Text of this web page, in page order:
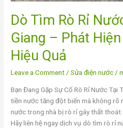
Dò Tìm Rò Rỉ
Giang – Phát
Hiệu Quả
Leave a Comment /Sửa điện nước /
Bạn Đang Gặp Sự Cố Rò Rỉ Nước Tại
tiền nước tăng đột biến mà không rõ
nước trong nhà bị rò rỉ gây thất
Hãy liên hệ ngay dịch vụ dò tìm rò rỉ